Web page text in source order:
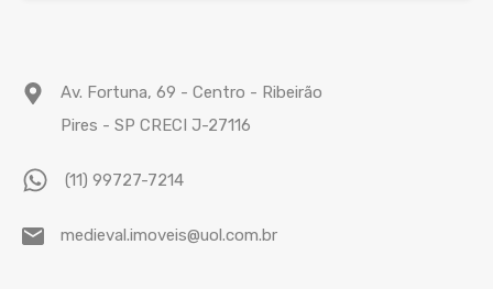
Av. Fortuna, 69 - Centro - Ribeirão
Pires - SP CRECI J-27116
(11) 99727-7214
medieval.imoveis@uol.com.br